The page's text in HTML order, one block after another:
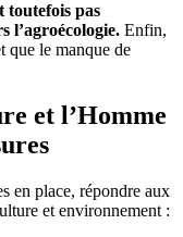
toutefois pas
l’agroécologie. Enfin,
que le manque de
et l’Homme
en place, répondre aux
et environnement :